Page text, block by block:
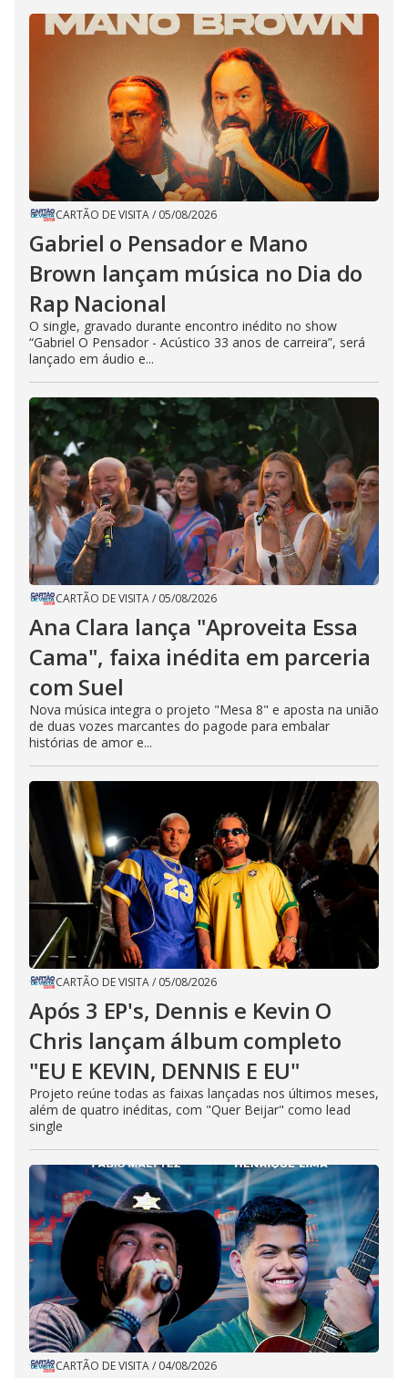
CARTÃO DE VISITA/ 05/08/2026
Gabriel o Pensador e Mano
Brown lançam música no Dia do
Rap Nacional
O single, gravado durante encontro inédito no show
“Gabriel O Pensador - Acústico 33 anos de carreira”, será
lançado em áudio e...
CARTÃO DE VISITA/ 05/08/2026
Ana Clara lança "Aproveita Essa
Cama", faixa inédita em parceria
com Suel
Nova música integra o projeto "Mesa 8" e aposta na união
de duas vozes marcantes do pagode para embalar
histórias de amor e...
CARTÃO DE VISITA/ 05/08/2026
Após 3 EP's, Dennis e Kevin O
Chris lançam álbum completo
"EU E KEVIN, DENNIS E EU"
Projeto reúne todas as faixas lançadas nos últimos meses,
além de quatro inéditas, com "Quer Beijar" como lead
single
CARTÃO DE VISITA/ 04/08/2026